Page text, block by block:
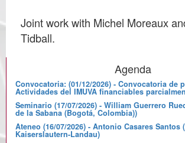
Joint work with Michel Moreaux
Tidball.
Agenda
Convocatoria: (01/12/2026) - Convocatoria de
Actividades del IMUVA financiables
Seminario (17/07/2026) - William Guerrero
de la Sabana (Bogotá, Colombia))
Ateneo (16/07/2026) - Antonio Casares Santos
Kaiserslautern-Landau)